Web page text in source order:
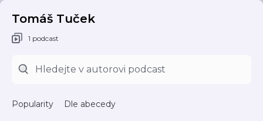
Tomáš Tuček
1 podcast
Popularity Dle abecedy